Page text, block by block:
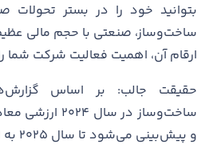
بتوانید خود را در بستر
ساخت‌وساز، صنعتی با حجم مالی
ارقام آن، اهمیت فعالیت شرکت شما
حقیقت جالب: بر اساس